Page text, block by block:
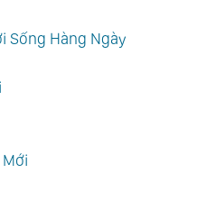
Sống Hàng Ngày